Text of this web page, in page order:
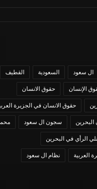
ال سعود السعودية القطيف
الإنسان حقوق الانسان
حقوق الانسان في الجزيرة
سجون ال سعود
الرأي في البحرين
العربية نظام ال سعود